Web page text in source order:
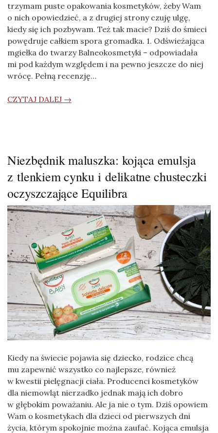
trzymam puste opakowania kosmetyków, żeby Wam
o nich opowiedzieć, a z drugiej strony czuję ulgę,
kiedy się ich pozbywam. Też tak macie? Dziś do śmieci
powędruje całkiem spora gromadka. 1. Odświeżająca
mgiełka do twarzy Balneokosmetyki – odpowiadała
mi pod każdym względem i na pewno jeszcze do niej
wrócę. Pełną recenzję…
CZYTAJ DALEJ →
Niezbędnik maluszka: kojąca emulsja
z tlenkiem cynku i delikatne chusteczki
oczyszczające Equilibra
Kiedy na świecie pojawia się dziecko, rodzice chcą
mu zapewnić wszystko co najlepsze, również
w kwestii pielęgnacji ciała. Producenci kosmetyków
dla niemowląt nierzadko jednak mają ich dobro
w głębokim poważaniu. Ale ja nie o tym. Dziś opowiem
Wam o kosmetykach dla dzieci od pierwszych dni
życia, którym spokojnie można zaufać. Kojąca emulsja